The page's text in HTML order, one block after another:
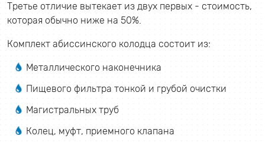
Третье отличие вытекает из двух первых - стоимость,
которая обычно ниже на 50%.
Комплект абиссинского колодца состоит из:
Металлического наконечника
Пищевого фильтра тонкой и грубой очистки
Магистральных труб
Колец, муфт, приемного клапана